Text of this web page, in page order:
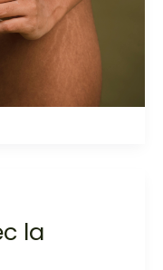
la